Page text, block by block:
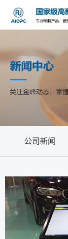
公司新闻